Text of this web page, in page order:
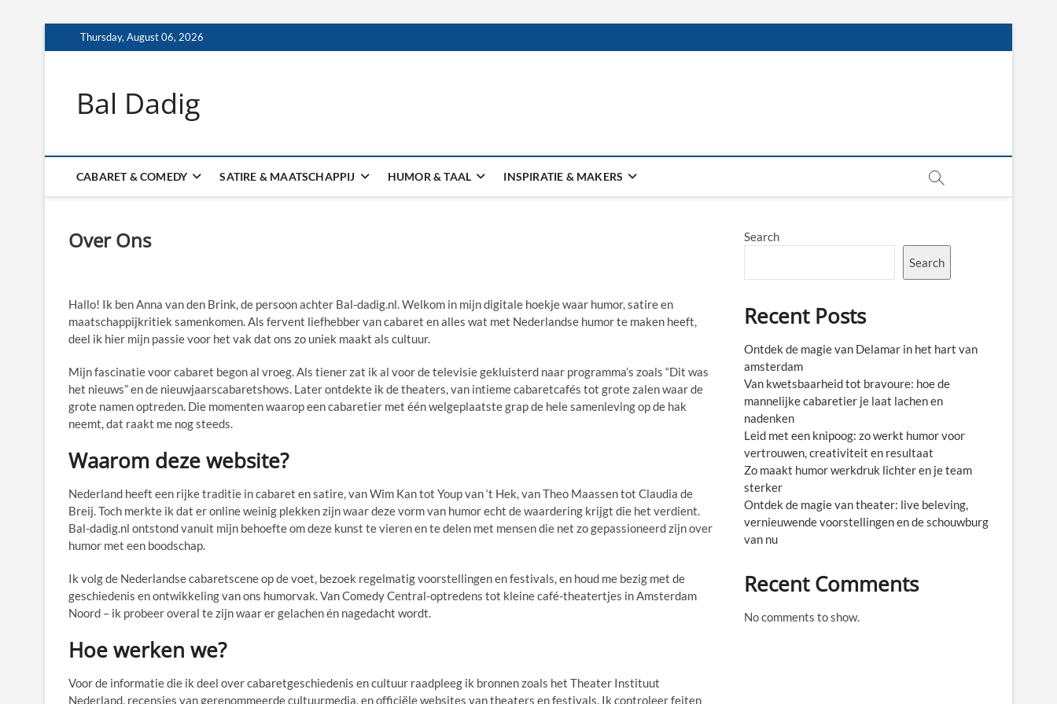
to
Thursday, August 06, 2026
Bal Dadig
CABARET & COMEDY SATIRE & MAATSCHAPPIJ HUMOR & TAAL INSPIRATIE & MAKERS
Over Ons
Hallo! Ik ben Anna van den Brink, de persoon achter Bal-dadig.nl. Welkom in mijn digitale hoekje waar humor, satire en
maatschappijkritiek samenkomen. Als fervent liefhebber van cabaret en alles wat met Nederlandse humor te maken heeft,
deel ik hier mijn passie voor het vak dat ons zo uniek maakt als cultuur.
Mijn fascinatie voor cabaret begon al vroeg. Als tiener zat ik al voor de televisie gekluisterd naar programma’s zoals “Dit was
het nieuws” en de nieuwjaarscabaretshows. Later ontdekte ik de theaters, van intieme cabaretcafés tot grote zalen waar de
grote namen optreden. Die momenten waarop een cabaretier met één welgeplaatste grap de hele samenleving op de hak
neemt, dat raakt me nog steeds.
Waarom deze website?
Nederland heeft een rijke traditie in cabaret en satire, van Wim Kan tot Youp van ‘t Hek, van Theo Maassen tot Claudia de
Breij. Toch merkte ik dat er online weinig plekken zijn waar deze vorm van humor echt de waardering krijgt die het verdient.
Bal-dadig.nl ontstond vanuit mijn behoefte om deze kunst te vieren en te delen met mensen die net zo gepassioneerd zijn over
humor met een boodschap.
Ik volg de Nederlandse cabaretscene op de voet, bezoek regelmatig voorstellingen en festivals, en houd me bezig met de
geschiedenis en ontwikkeling van ons humorvak. Van Comedy Central-optredens tot kleine café-theatertjes in Amsterdam
Noord – ik probeer overal te zijn waar er gelachen én nagedacht wordt.
Hoe werken we?
Voor de informatie die ik deel over cabaretgeschiedenis en cultuur raadpleeg ik bronnen zoals het Theater Instituut
Nederland, recensies van gerenommeerde cultuurmedia, en officiële websites van theaters en festivals. Ik controleer feiten
Search
Search
Recent Posts
Ontdek de magie van Delamar in het hart van
amsterdam
Van kwetsbaarheid tot bravoure: hoe de
mannelijke cabaretier je laat lachen en
nadenken
Leid met een knipoog: zo werkt humor voor
vertrouwen, creativiteit en resultaat
Zo maakt humor werkdruk lichter en je team
sterker
Ontdek de magie van theater: live beleving,
vernieuwende voorstellingen en de schouwburg
van nu
Recent Comments
No comments to show.